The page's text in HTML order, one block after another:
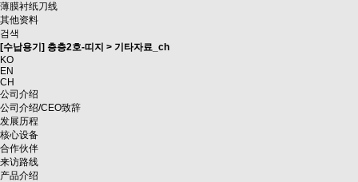
薄膜衬纸刀线
其他资料
검색
[수납용기] 층층2호-띠지 > 기타자료_ch
KO
EN
CH
公司介绍
公司介绍/CEO致辞
发展历程
核心设备
合作伙伴
来访路线
产品介绍